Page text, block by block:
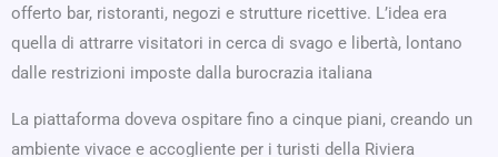
offerto bar, ristoranti, negozi e strutture ricettive. L’idea era
quella di attrarre visitatori in cerca di svago e libertà, lontano
dalle restrizioni imposte dalla burocrazia italiana
La piattaforma doveva ospitare fino a cinque piani, creando un
ambiente vivace e accogliente per i turisti della Riviera